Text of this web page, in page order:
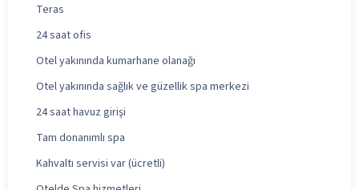
Teras
24 saat ofis
Otel yakınında kumarhane olanağı
Otel yakınında sağlık ve güzellik spa merkezi
24 saat havuz girişi
Tam donanımlı spa
Kahvaltı servisi var (ücretli)